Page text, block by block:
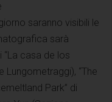
saranno visibili le
sarà
casa de los
Lungometraggi), “The
Park” di